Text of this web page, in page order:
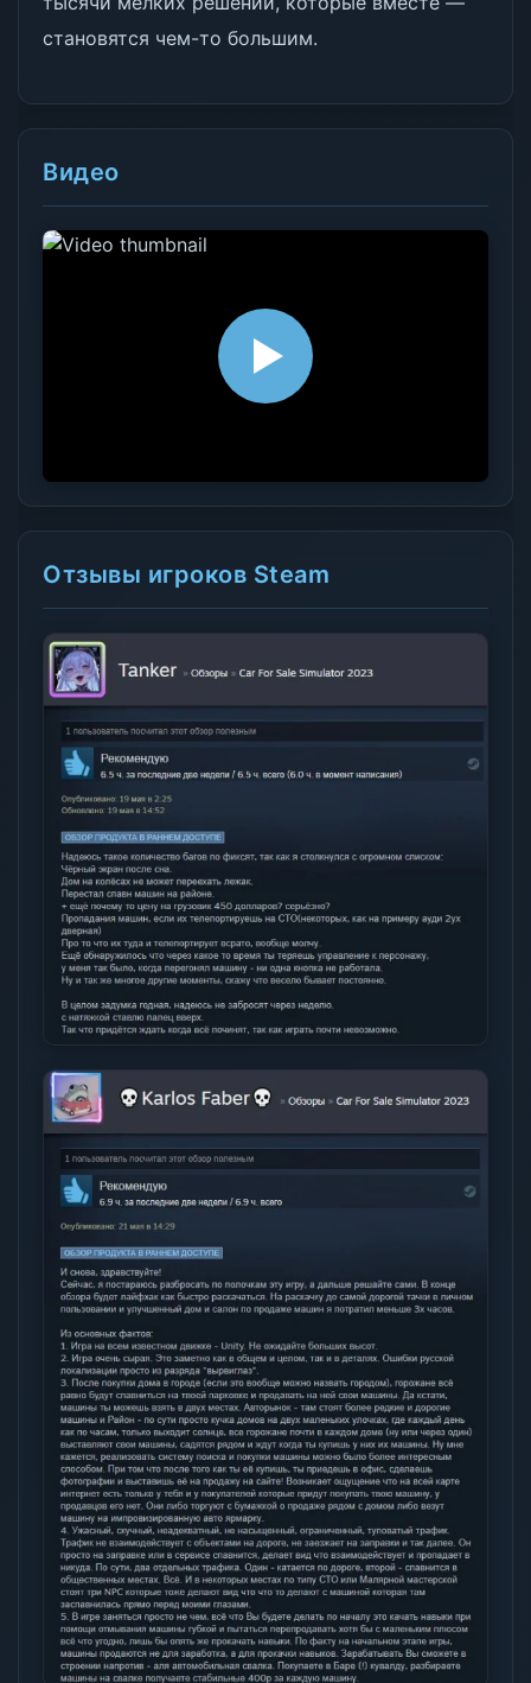
становятся чем-то большим.
Видео
Отзывы игроков Steam